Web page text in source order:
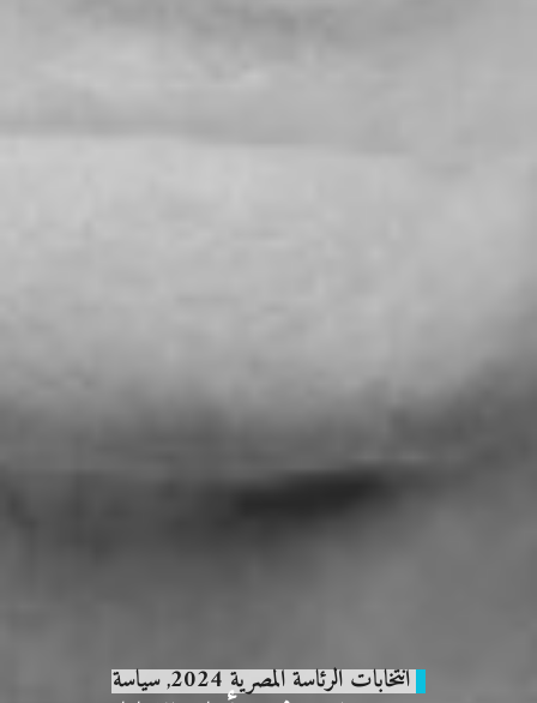
انتخابات الرئاسة المصرية 2024 ,سياسة